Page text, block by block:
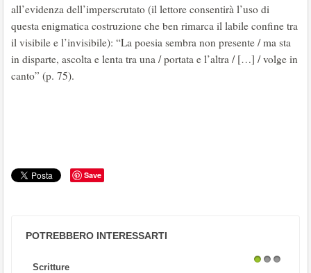
all’evidenza dell’imperscrutato (il lettore consentirà l’uso di
questa enigmatica costruzione che ben rimarca il labile confine tra
il visibile e l’invisibile): “La poesia sembra non presente / ma sta
in disparte, ascolta e lenta tra una / portata e l’altra / […] / volge in
canto” (p. 75).
Save
POTREBBERO INTERESSARTI
Scritture